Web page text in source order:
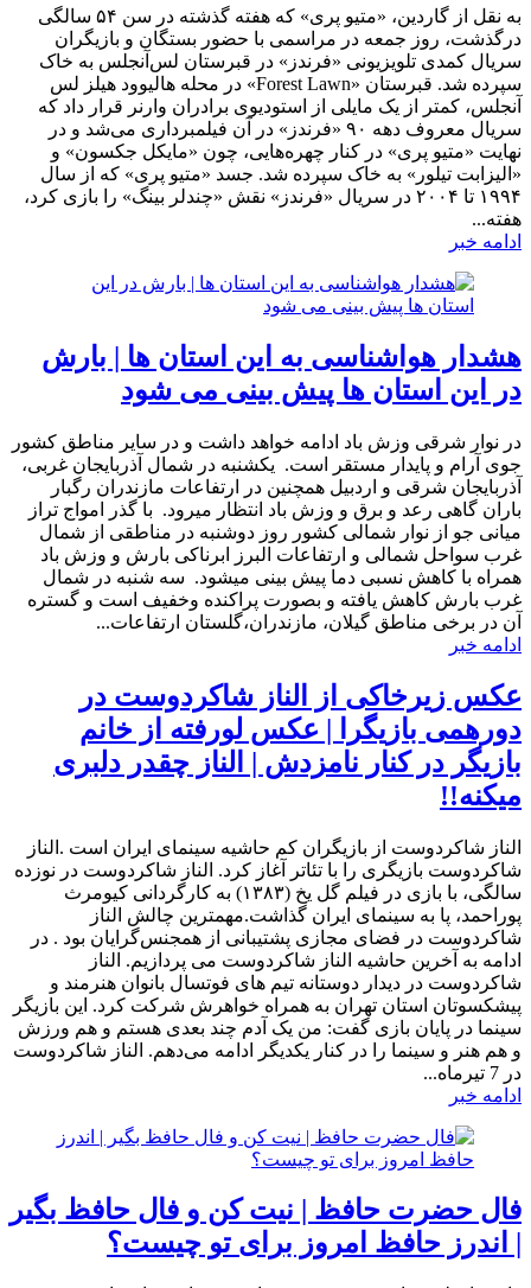
به نقل از گاردین، «متیو پری» که هفته گذشته در سن ۵۴ سالگی
درگذشت، روز جمعه در مراسمی با حضور بستگان و بازیگران
سریال کمدی تلویزیونی «فرندز» در قبرستان لس‌آنجلس به خاک
سپرده شد. قبرستان «Forest Lawn» در محله هالیوود هیلز لس
آنجلس، کمتر از یک مایلی از استودیوی برادران وارنر قرار داد که
سریال معروف دهه ۹۰ «فرندز» در آن فیلمبرداری می‌شد و در
نهایت «متیو پری» در کنار چهره‌هایی، چون «مایکل جکسون» و
«الیزابت تیلور» به خاک سپرده شد. جسد «متیو پری» که از سال
۱۹۹۴ تا ۲۰۰۴ در سریال «فرندز» نقش «چندلر بینگ» را بازی کرد،
هفته...
ادامه خبر
هشدار هواشناسی به این استان ها | بارش
در این استان ها پیش بینی می شود
در نوار شرقی وزش باد ادامه خواهد داشت و در سایر مناطق کشور
جوی آرام و پایدار مستقر است. یکشنبه در شمال آذربایجان غربی،
آذربایجان شرقی و اردبیل همچنین در ارتفاعات مازندران رگبار
باران گاهی رعد و برق و وزش باد انتظار میرود. با گذر امواج تراز
میانی جو از نوار شمالی کشور روز دوشنبه در مناطقی از شمال
غرب سواحل شمالی و ارتفاعات البرز ابرناکی بارش و وزش باد
همراه با کاهش نسبی دما پیش بینی میشود. سه شنبه در شمال
غرب بارش کاهش یافته و بصورت پراکنده وخفیف است و گستره
آن در برخی مناطق گیلان، مازندران،گلستان ارتفاعات...
ادامه خبر
عکس زیرخاکی از الناز شاکردوست در
دورهمی بازیگرا | عکس لورفته از خانم
بازیگر در کنار نامزدش | الناز چقدر دلبری
میکنه!!
‎الناز شاکردوست از بازیگران کم حاشیه سینمای ایران است .الناز
شاکردوست بازیگری را با تئاتر آغاز کرد. الناز شاکردوست در نوزده
سالگی، با بازی در فیلم گل یخ (۱۳۸۳) به کارگردانی کیومرث
پوراحمد، پا به سینمای ایران گذاشت.مهمترین چالش الناز
شاکردوست در فضای مجازی پشتیبانی از همجنس‌گرایان بود . در
ادامه به آخرین حاشیه الناز شاکردوست می پردازیم. الناز
شاکردوست در دیدار دوستانه تیم های فوتسال بانوان هنرمند و
پیشکسوتان استان تهران به همراه خواهرش شرکت کرد. این بازیگر
سینما در پایان بازی گفت: من یک آدم چند بعدی هستم و هم ورزش
و هم هنر و سینما را در کنار یکدیگر ادامه می‌دهم. الناز شاکردوست
در 7 تیرماه...
ادامه خبر
فال حضرت حافظ | نیت کن و فال حافظ بگیر
| اندرز حافظ امروز برای تو چیست؟